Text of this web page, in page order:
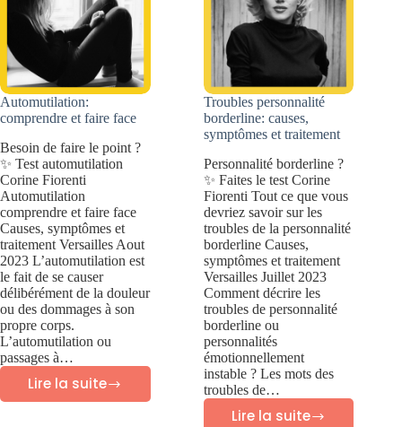
Automutilation:
comprendre et faire face
Besoin de faire le point ?
✨ Test automutilation
Corine Fiorenti
Automutilation
comprendre et faire face
Causes, symptômes et
traitement Versailles Aout
2023 L’automutilation est
le fait de se causer
délibérément de la douleur
ou des dommages à son
propre corps.
L’automutilation ou
passages à…
Lire la suite
Automutilation:
Troubles personnalité
borderline: causes,
symptômes et traitement
Personnalité borderline ?
✨ Faites le test Corine
Fiorenti Tout ce que vous
devriez savoir sur les
troubles de la personnalité
borderline Causes,
symptômes et traitement
Versailles Juillet 2023
Comment décrire les
troubles de personnalité
borderline ou
personnalités
émotionnellement
instable ? Les mots des
troubles de…
Lire la suite